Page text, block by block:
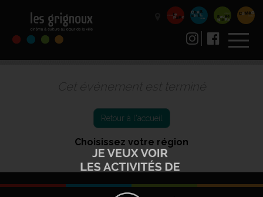
Cet événement est terminé
Retour à l'accueil
Choisissez votre région